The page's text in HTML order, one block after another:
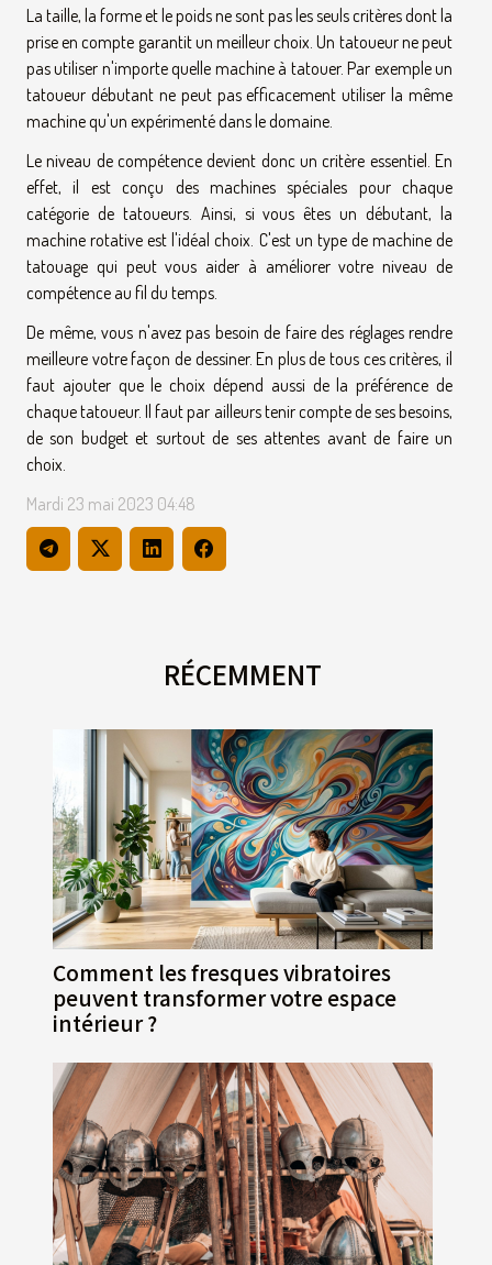
La taille, la forme et le poids ne sont pas les seuls critères dont la
prise en compte garantit un meilleur choix. Un tatoueur ne peut
pas utiliser n'importe quelle machine à tatouer. Par exemple un
tatoueur débutant ne peut pas efficacement utiliser la même
machine qu'un expérimenté dans le domaine.
Le niveau de compétence devient donc un critère essentiel. En
effet, il est conçu des machines spéciales pour chaque
catégorie de tatoueurs. Ainsi, si vous êtes un débutant, la
machine rotative est l'idéal choix. C'est un type de machine de
tatouage qui peut vous aider à améliorer votre niveau de
compétence au fil du temps.
De même, vous n'avez pas besoin de faire des réglages rendre
meilleure votre façon de dessiner. En plus de tous ces critères, il
faut ajouter que le choix dépend aussi de la préférence de
chaque tatoueur. Il faut par ailleurs tenir compte de ses besoins,
de son budget et surtout de ses attentes avant de faire un
choix.
Mardi 23 mai 2023 04:48
RÉCEMMENT
Comment les fresques vibratoires
peuvent transformer votre espace
intérieur ?